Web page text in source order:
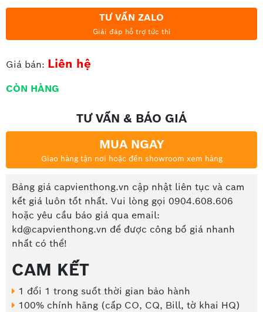
TƯ VẤN ZALO
Giải đáp hỗ trợ tức thì
Giá bán: Liên hệ
CÒN HÀNG
TƯ VẤN & BÁO GIÁ
MUA NGAY
Giao hàng tận nơi hoặc đến showroom xem hàng
Bảng giá capvienthong.vn cập nhật liên tục và cam
kết giá luôn tốt nhất. Vui lòng gọi 0904.608.606
hoặc yêu cầu báo giá qua email:
kd@capvienthong.vn để được công bố giá nhanh
nhất có thể!
CAM KẾT
1 đổi 1 trong suốt thời gian bảo hành
100% chính hãng (cấp CO, CQ, Bill, tờ khai HQ)